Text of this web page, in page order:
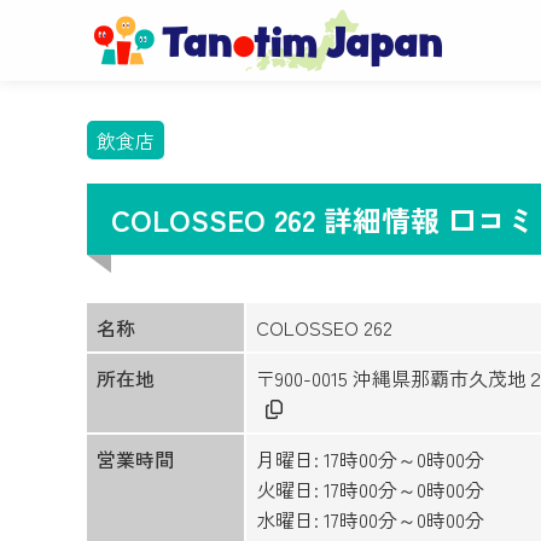
飲食店
COLOSSEO 262 詳細情報 口コ
名称
COLOSSEO 262
所在地
〒900-0015 沖縄県那覇市久茂
営業時間
月曜日: 17時00分～0時00分
火曜日: 17時00分～0時00分
水曜日: 17時00分～0時00分